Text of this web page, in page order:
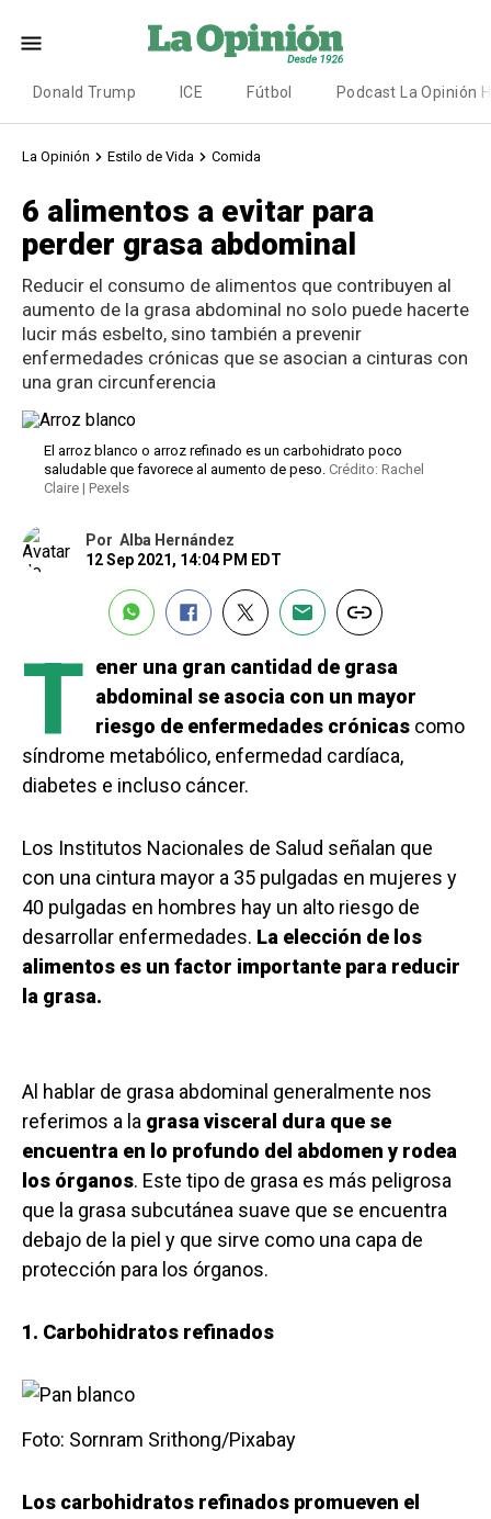
Donald Trump ICE Fútbol Podcast La Opinión
La Opinión Estilo de Vida Comida
6 alimentos a evitar para
perder grasa abdominal
Reducir el consumo de alimentos que contribuyen al
aumento de la grasa abdominal no solo puede hacerte
lucir más esbelto, sino también a prevenir
enfermedades crónicas que se asocian a cinturas con
una gran circunferencia
El arroz blanco o arroz refinado es un carbohidrato poco
saludable que favorece al aumento de peso. Crédito: Rachel
Claire | Pexels
Por Alba Hernández
12 Sep 2021, 14:04 PM EDT
T ener una gran cantidad de grasa
abdominal se asocia con un mayor
riesgo de enfermedades crónicas como
síndrome metabólico, enfermedad cardíaca,
diabetes e incluso cáncer.
Los Institutos Nacionales de Salud señalan que
con una cintura mayor a 35 pulgadas en mujeres y
40 pulgadas en hombres hay un alto riesgo de
desarrollar enfermedades. La elección de los
alimentos es un factor importante para reducir
la grasa.
Al hablar de grasa abdominal generalmente nos
referimos a la grasa visceral dura que se
encuentra en lo profundo del abdomen y rodea
los órganos. Este tipo de grasa es más peligrosa
que la grasa subcutánea suave que se encuentra
debajo de la piel y que sirve como una capa de
protección para los órganos.
1. Carbohidratos refinados
Foto: Sornram Srithong/Pixabay
Los carbohidratos refinados promueven el